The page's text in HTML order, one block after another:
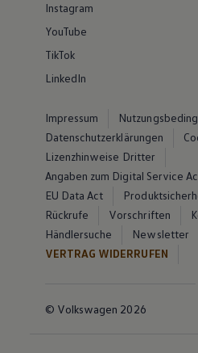
Instagram
YouTube
TikTok
LinkedIn
Impressum
Datenschutzerklärungen
Lizenzhinweise Dritter
Angaben zum Digital Service
EU Data Act
Rückrufe
Vorschriften
Händlersuche
Newsletter
VERTRAG WIDERRUFEN
© Volkswagen 2026